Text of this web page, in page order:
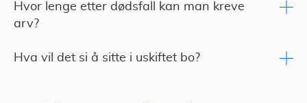
Hvor lenge etter dødsfall kan man kreve
arv?
Hva vil det si å sitte i uskiftet bo?